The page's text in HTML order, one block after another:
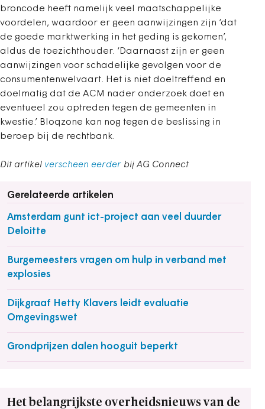
broncode heeft namelijk veel maatschappelijke
voordelen, waardoor er geen aanwijzingen zijn ‘dat
de goede marktwerking in het geding is gekomen’,
aldus de toezichthouder. ‘Daarnaast zijn er geen
aanwijzingen voor schadelijke gevolgen voor de
consumentenwelvaart. Het is niet doeltreffend en
doelmatig dat de ACM nader onderzoek doet en
eventueel zou optreden tegen de gemeenten in
kwestie.’ Bloqzone kan nog tegen de beslissing in
beroep bij de rechtbank.
Dit artikel verscheen eerder bij AG Connect
Gerelateerde artikelen
Amsterdam gunt ict-project aan veel duurder
Deloitte
Burgemeesters vragen om hulp in verband met
explosies
Dijkgraaf Hetty Klavers leidt evaluatie
Omgevingswet
Grondprijzen dalen hooguit beperkt
Het belangrijkste overheidsnieuws van de